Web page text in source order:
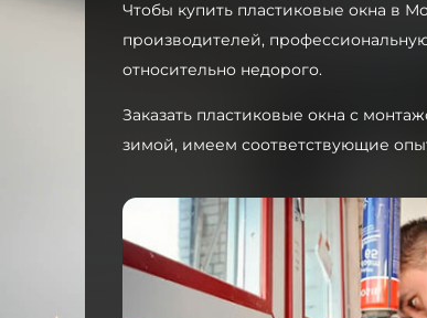
Чтобы купить пластиковые окна в
производителей,
относительно недорого.
Заказать пластиковые окна с
зимой, имеем соответствующие